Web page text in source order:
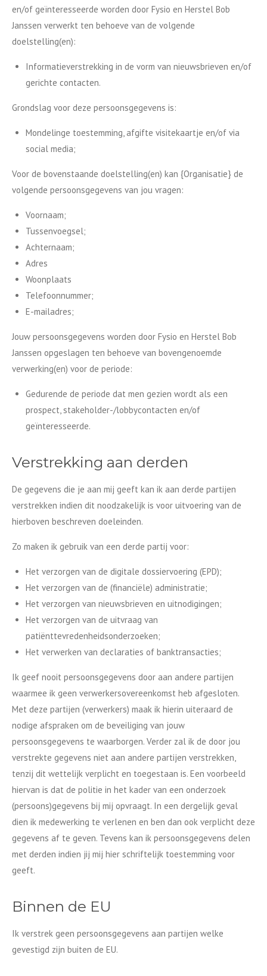
en/of geïnteresseerde worden door Fysio en Herstel Bob
Janssen verwerkt ten behoeve van de volgende
doelstelling(en):
Informatieverstrekking in de vorm van nieuwsbrieven en/of
gerichte contacten.
Grondslag voor deze persoonsgegevens is:
Mondelinge toestemming, afgifte visitekaartje en/of via
social media;
Voor de bovenstaande doelstelling(en) kan {Organisatie} de
volgende persoonsgegevens van jou vragen:
Voornaam;
Tussenvoegsel;
Achternaam;
Adres
Woonplaats
Telefoonnummer;
E-mailadres;
Jouw persoonsgegevens worden door Fysio en Herstel Bob
Janssen opgeslagen ten behoeve van bovengenoemde
verwerking(en) voor de periode:
Gedurende de periode dat men gezien wordt als een
prospect, stakeholder-/lobbycontacten en/of
geïnteresseerde.
Verstrekking aan derden
De gegevens die je aan mij geeft kan ik aan derde partijen
verstrekken indien dit noodzakelijk is voor uitvoering van de
hierboven beschreven doeleinden.
Zo maken ik gebruik van een derde partij voor:
Het verzorgen van de digitale dossiervoering (EPD);
Het verzorgen van de (financiële) administratie;
Het verzorgen van nieuwsbrieven en uitnodigingen;
Het verzorgen van de uitvraag van
patiënttevredenheidsonderzoeken;
Het verwerken van declaraties of banktransacties;
Ik geef nooit persoonsgegevens door aan andere partijen
waarmee ik geen verwerkersovereenkomst heb afgesloten.
Met deze partijen (verwerkers) maak ik hierin uiteraard de
nodige afspraken om de beveiliging van jouw
persoonsgegevens te waarborgen. Verder zal ik de door jou
verstrekte gegevens niet aan andere partijen verstrekken,
tenzij dit wettelijk verplicht en toegestaan is. Een voorbeeld
hiervan is dat de politie in het kader van een onderzoek
(persoons)gegevens bij mij opvraagt. In een dergelijk geval
dien ik medewerking te verlenen en ben dan ook verplicht deze
gegevens af te geven. Tevens kan ik persoonsgegevens delen
met derden indien jij mij hier schriftelijk toestemming voor
geeft.
Binnen de EU
Ik verstrek geen persoonsgegevens aan partijen welke
gevestigd zijn buiten de EU.